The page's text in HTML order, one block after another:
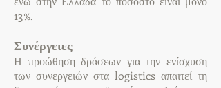
13%.
Συνέργειες
Η προώθηση δράσεων για την ενίσχυση
των συνεργειών στα logistics απαιτεί τη